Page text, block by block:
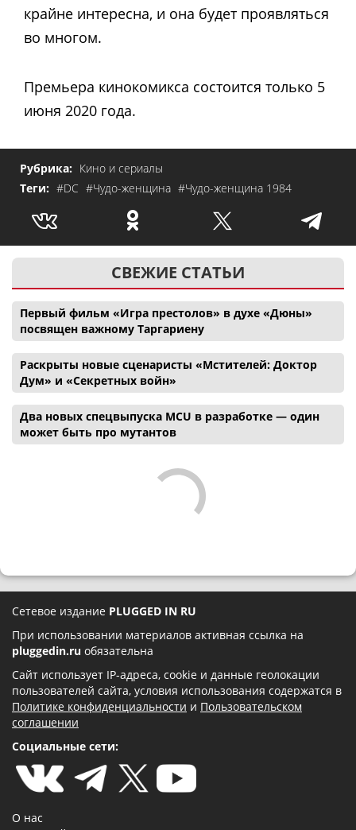
крайне интересна, и она будет проявляться
во многом.
Премьера кинокомикса состоится только 5
июня 2020 года.
Рубрика: Кино и сериалы
Теги: #DC #Чудо-женщина #Чудо-женщина 1984
СВЕЖИЕ СТАТЬИ
Первый фильм «Игра престолов» в духе «Дюны»
посвящен важному Таргариену
Раскрыты новые сценаристы «Мстителей: Доктор
Дум» и «Секретных войн»
Два новых спецвыпуска MCU в разработке — один
может быть про мутантов
Сетевое издание PLUGGED IN RU
При использовании материалов активная ссылка на
pluggedin.ru обязательна
Сайт использует IP-адреса, cookie и данные геолокации
пользователей сайта, условия использования содержатся в
Политике конфиденциальности и Пользовательском
соглашении
Социальные сети:
О нас